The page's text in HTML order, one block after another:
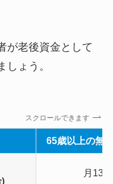
が老後資金として
ょう。
スクロールできます
65歳以上の無
)
月